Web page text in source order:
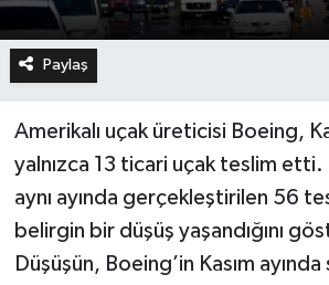
Paylaş
Amerikalı uçak üreticisi Boeing,
yalnızca 13 ticari uçak teslim etti.
aynı ayında gerçekleştirilen 56
belirgin bir düşüş yaşandığını
Düşüşün, Boeing’in Kasım